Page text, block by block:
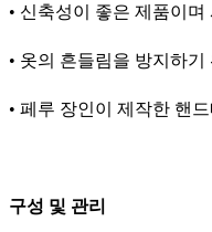
• 신축성이 좋은 제품이
• 옷의 흔들림을 방지하
• 페루 장인이 제작한 핸
구성 및 관리